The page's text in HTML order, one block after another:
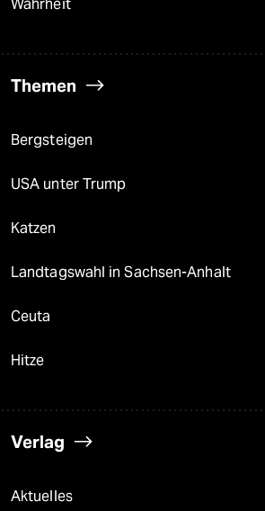
Wahrheit
Themen
Bergsteigen
USA unter Trump
Katzen
Landtagswahl in Sachsen-Anhalt
Ceuta
Hitze
Verlag
Aktuelles